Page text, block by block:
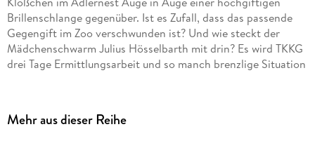
Brillenschlange gegenüber. Ist es Zufall, dass das passende
Gegengift im Zoo verschwunden ist? Und wie steckt der
Mädchenschwarm Julius Hösselbarth mit drin? Es wird TKKG
drei Tage Ermittlungsarbeit und so manch brenzlige Situation
Mehr aus dieser Reihe